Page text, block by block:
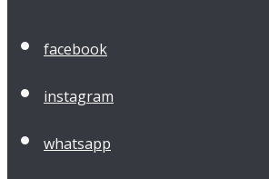
facebook
instagram
whatsapp